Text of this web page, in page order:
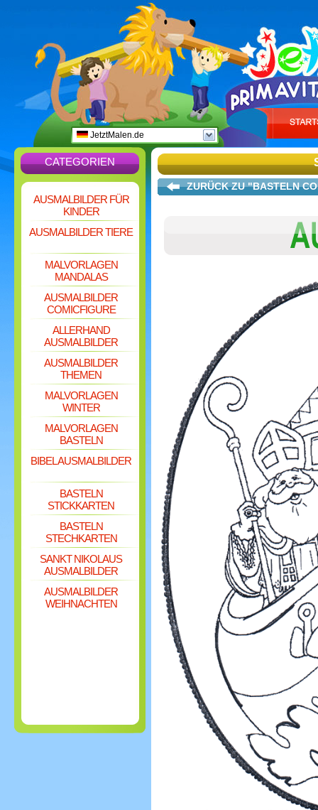
JetztMalen.de
CATEGORIEN
AUSMALBILDER FÜR
KINDER
AUSMALBILDER TIERE
MALVORLAGEN
MANDALAS
AUSMALBILDER
COMICFIGURE
ALLERHAND
AUSMALBILDER
AUSMALBILDER
THEMEN
MALVORLAGEN
WINTER
MALVORLAGEN
BASTELN
BIBEL AUSMALBILDER
BASTELN
STICKKARTEN
BASTELN
STECHKARTEN
SANKT NIKOLAUS
AUSMALBILDER
AUSMALBILDER
WEIHNACHTEN
ZURÜCK ZU "BASTELN